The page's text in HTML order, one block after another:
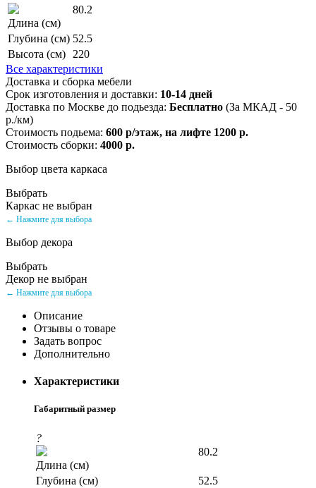
Длина (см)
80.2
Глубина (см) 52.5
Высота (см)
220
Все характеристики
Доставка и сборка мебели
Срок изготовления и доставки: 10-14 дней
Доставка по Москве до подьезда: Бесплатно (За МКАД - 50
р./км)
Стоимость подьема: 600 р/этаж, на лифте 1200 р.
Стоимость сборки: 4000 р.
Выбор цвета каркаса
Выбрать
Каркас не выбран
← Нажмите для выбора
Выбор декора
Выбрать
Декор не выбран
← Нажмите для выбора
Описание
Отзывы о товаре
Задать вопрос
Дополнительно
Характеристики
Габаритный размер
?
Длина (см)
80.2
Глубина (см)
52.5